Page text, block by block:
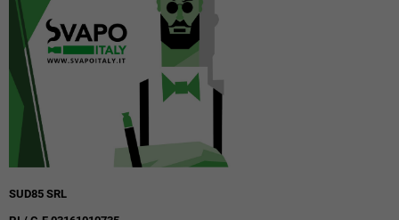
SUD85 SRL